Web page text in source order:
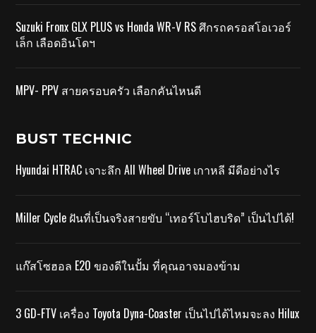
Suzuki Fronx GLX PLUS vs Honda WR-V RS ศึกรถครอสโอเวอร์
เล็ก เลือดอินโดฯ
MPV- PPV สายครอบครัว เลือกคันไหนดี
BUST TECHNIC
Hyundai HTRAC เจาะลึก All Wheel Drive เกาหลี มีดีอย่างไร
Miller Cycle ฝันที่เป็นจริงสายขับ “เทอร์โบไฮบริด” เป็นไปได้!
แก๊สโซฮอล E20 ของดีในปั้ม ที่คุณอาจมองข้าม
3 GD-FTV เครื่อง Toyota Dyna-Coaster เป็นไปได้ไหมจะลง Hilux